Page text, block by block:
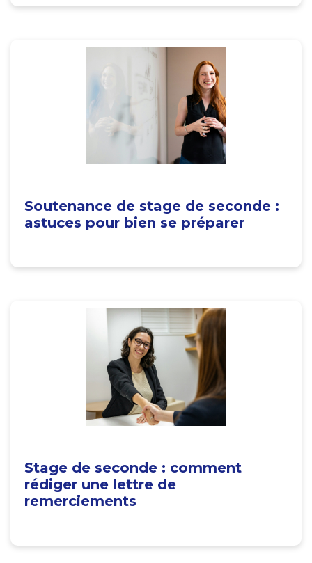
Soutenance de stage de seconde :
astuces pour bien se préparer
Stage de seconde : comment
rédiger une lettre de
remerciements